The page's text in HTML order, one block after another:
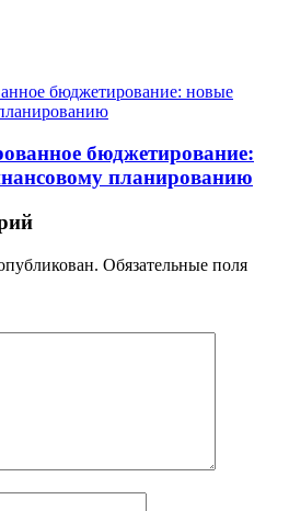
бюджетирование:
планированию
Обязательные поля